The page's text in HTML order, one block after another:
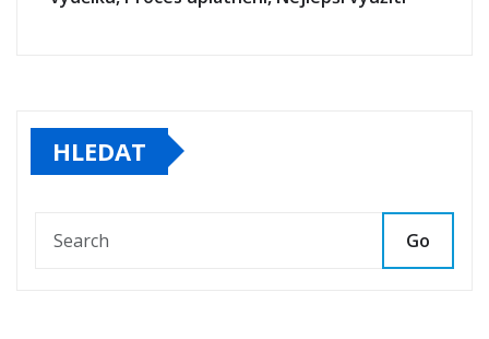
HLEDAT
Go